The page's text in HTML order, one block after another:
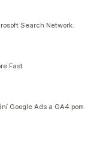
Search Network.
Fast
Google Ads a GA4 pom